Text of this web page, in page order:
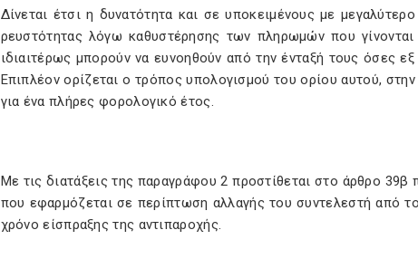
Δίνεται έτσι η δυνατότητα και σε υποκειμένους με
ρευστότητας λόγω καθυστέρησης των πληρωμών που
ιδιαιτέρως μπορούν να ευνοηθούν από την ένταξή τους όσες
Επιπλέον ορίζεται ο τρόπος υπολογισμού του ορίου αυτού,
για ένα πλήρες φορολογικό έτος.
Με τις διατάξεις της παραγράφου 2 προστίθεται στο άρθρο
που εφαρμόζεται σε περίπτωση αλλαγής του συντελεστή από
χρόνο είσπραξης της αντιπαροχής.